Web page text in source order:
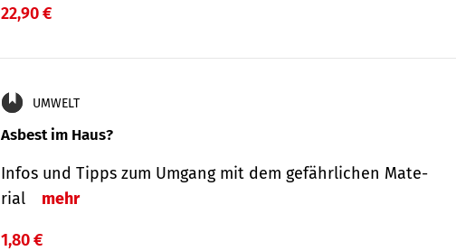
22,90 €
UMWELT
Asbest im Haus?
Infos und Tipps zum Um­gang mit dem ge­fähr­lichen Mate­
rial
mehr
1,80 €